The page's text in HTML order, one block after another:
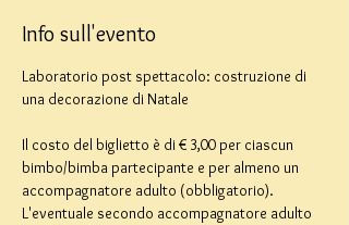
Info sull'evento
Laboratorio post spettacolo: costruzione di
una decorazione di Natale
Il costo del biglietto è di € 3,00 per ciascun
bimbo/bimba partecipante e per almeno un
accompagnatore adulto (obbligatorio).
L'eventuale secondo accompagnatore adulto